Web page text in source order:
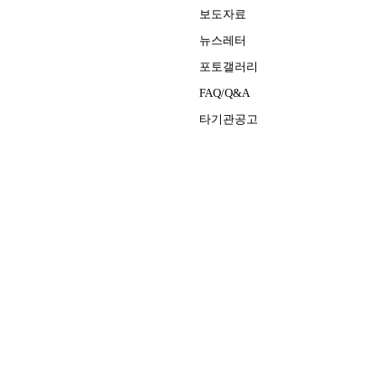
보도자료
뉴스레터
포토갤러리
FAQ/Q&A
타기관공고